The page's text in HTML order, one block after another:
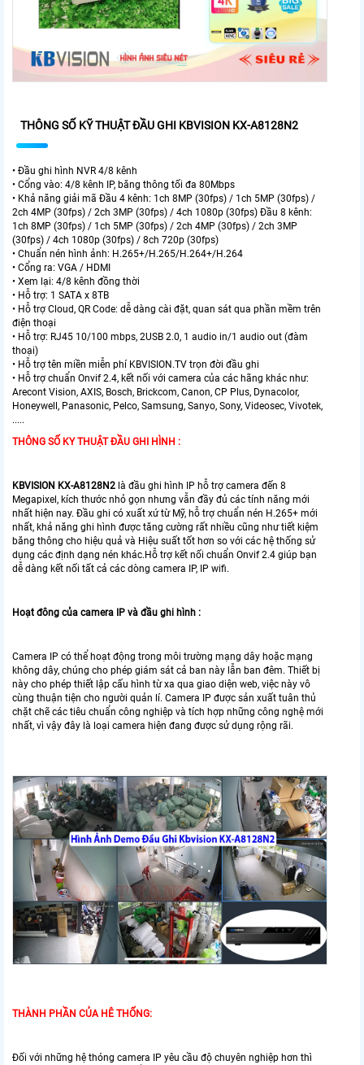
THÔNG SỐ KỸ THUẬT ĐẦU GHI KBVISION KX-A8128N2
• Đầu ghi hình NVR 4/8 kênh
• Cổng vào: 4/8 kênh IP, băng thông tối đa 80Mbps
• Khả năng giải mã Đầu 4 kênh: 1ch 8MP (30fps) / 1ch 5MP (30fps) /
2ch 4MP (30fps) / 2ch 3MP (30fps) / 4ch 1080p (30fps) Đầu 8 kênh:
1ch 8MP (30fps) / 1ch 5MP (30fps) / 2ch 4MP (30fps) / 2ch 3MP
(30fps) / 4ch 1080p (30fps) / 8ch 720p (30fps)
• Chuẩn nén hình ảnh: H.265+/H.265/H.264+/H.264
• Cổng ra: VGA / HDMI
• Xem lại: 4/8 kênh đồng thời
• Hỗ trợ: 1 SATA x 8TB
• Hỗ trợ Cloud, QR Code: dễ dàng cài đặt, quan sát qua phần mềm trên
điện thoại
• Hỗ trợ: RJ45 10/100 mbps, 2USB 2.0, 1 audio in/1 audio out (đàm
thoại)
• Hỗ trợ tên miền miễn phí KBVISION.TV trọn đời đầu ghi
• Hỗ trợ chuẩn Onvif 2.4, kết nối với camera của các hãng khác như:
Arecont Vision, AXIS, Bosch, Brickcom, Canon, CP Plus, Dynacolor,
Honeywell, Panasonic, Pelco, Samsung, Sanyo, Sony, Videosec, Vivotek,
.....
THÔNG SỐ KY THUẬT ĐẦU GHI HÌNH :
KBVISION KX-A8128N2 là đầu ghi hình IP hỗ trợ camera đến 8
Megapixel, kích thước nhỏ gọn nhưng vẫn đầy đủ các tính năng mới
nhất hiện nay. Đầu ghi có xuất xứ từ Mỹ, hỗ trợ chuẩn nén H.265+ mới
nhất, khả năng ghi hình được tăng cường rất nhiều cũng như tiết kiệm
băng thông cho hiệu quả và Hiệu suất tốt hơn so với các hệ thống sử
dụng các định dạng nén khác.Hỗ trợ kết nối chuẩn Onvif 2.4 giúp bạn
dễ dàng kết nối tất cả các dòng camera IP, IP wifi.
Hoạt đông của camera IP và đầu ghi hình :
Camera IP có thể hoạt động trong môi trường mạng dây hoặc mạng
không dây, chúng cho phép giám sát cả ban này lẫn ban đêm. Thiết bị
này cho phép thiết lập cấu hình từ xa qua giao diện web, việc này vô
cùng thuận tiện cho người quản lí. Camera IP được sản xuất tuân thủ
chặt chẽ các tiêu chuẩn công nghiệp và tích hợp những công nghệ mới
nhất, vì vậy đây là loại camera hiện đang được sử dụng rộng rãi.
THÀNH PHẦN CỦA HÊ THỐNG:
Đối với những hệ thóng camera IP yêu cầu độ chuyên nghiệp hơn thì